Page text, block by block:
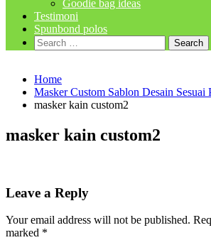
Goodie bag ideas
Testimoni
Spunbond polos
Search
for:
Home
Masker Custom Sablon Desain Sesuai
masker kain custom2
masker kain custom2
Leave a Reply
Your email address will not be published.
marked *